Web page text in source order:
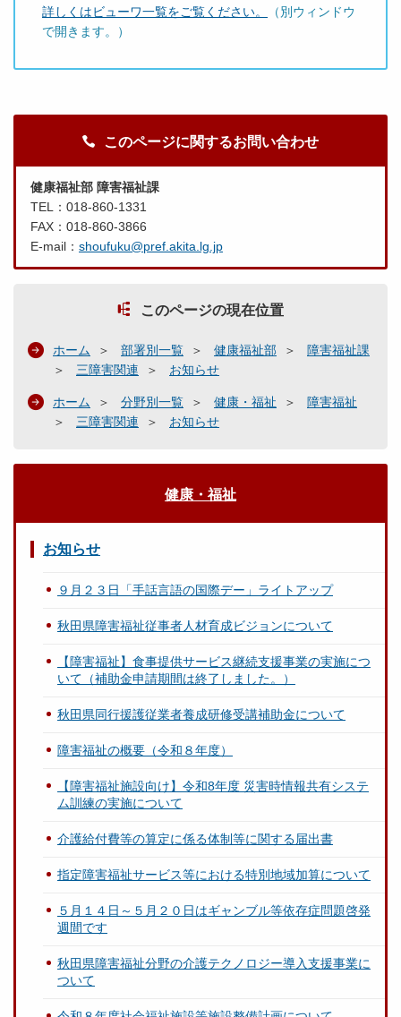
詳しくはビューワ一覧をご覧ください。
（別ウィンドウ
で開きます。）
このページに関するお問い合わせ
健康福祉部 障害福祉課
TEL：018-860-1331
FAX：018-860-3866
E-mail： shoufuku@pref.akita.lg.jp
このページの現在位置
ホーム 部署別一覧 健康福祉部
障害福祉課
三障害関連
お知らせ
ホーム 分野別一覧 健康・福祉
障害福祉
三障害関連
お知らせ
健康・福祉
お知らせ
９月２３日「手話言語の国際デー」ライトアップ
秋田県障害福祉従事者人材育成ビジョンについて
【障害福祉】食事提供サービス継続支援事業の実施につ
いて（補助金申請期間は終了しました。）
秋田県同行援護従業者養成研修受講補助金について
障害福祉の概要（令和８年度）
【障害福祉施設向け】令和8年度 災害時情報共有システ
ム訓練の実施について
介護給付費等の算定に係る体制等に関する届出書
指定障害福祉サービス等における特別地域加算について
５月１４日～５月２０日はギャンブル等依存症問題啓発
週間です
秋田県障害福祉分野の介護テクノロジー導入支援事業に
ついて